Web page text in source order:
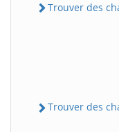
Trouver des
Trouver des